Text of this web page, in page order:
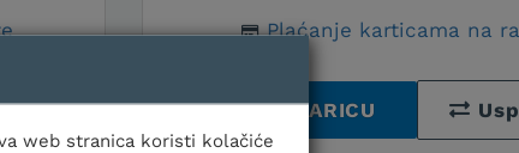
Plaćanje karticama na
U KOŠARICU
web stranica koristi kolačiće